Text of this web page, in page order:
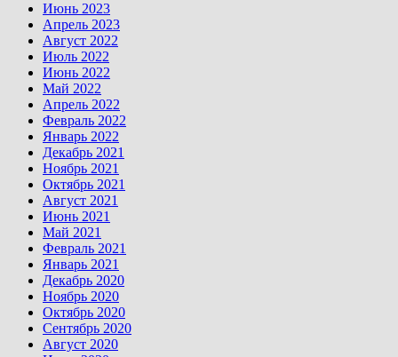
Июнь 2023
Апрель 2023
Август 2022
Июль 2022
Июнь 2022
Май 2022
Апрель 2022
Февраль 2022
Январь 2022
Декабрь 2021
Ноябрь 2021
Октябрь 2021
Август 2021
Июнь 2021
Май 2021
Февраль 2021
Январь 2021
Декабрь 2020
Ноябрь 2020
Октябрь 2020
Сентябрь 2020
Август 2020